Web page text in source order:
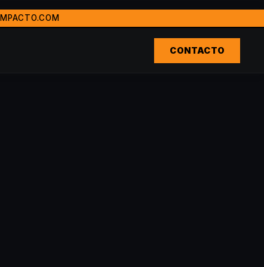
LatinoamÃ©rica. Ganadora del premio Agencia
Ecuador, Estados Unidos, EspaÃ±a, PanamÃ¡, Costa Rica
CONTACTO